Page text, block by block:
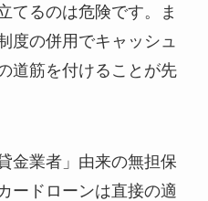
てるのは危険です。ま
度の併用でキャッシュ
道筋を付けることが先
金業者」由来の無担保
ードローンは直接の適